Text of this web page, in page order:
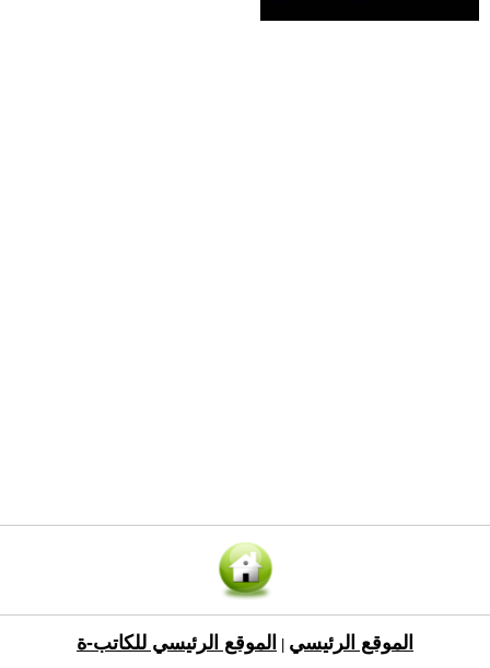
الموقع الرئيسي الموقع الرئيسي للكاتب-ة